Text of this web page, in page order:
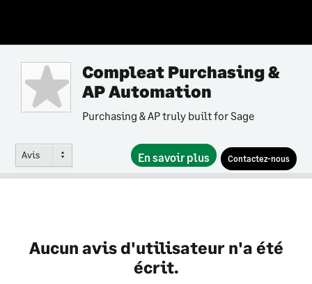
Compleat Purchasing &
AP Automation
Purchasing & AP truly built for Sage
Avis En savoir plus Contactez-nous
Aucun avis d'utilisateur n'a été
écrit.